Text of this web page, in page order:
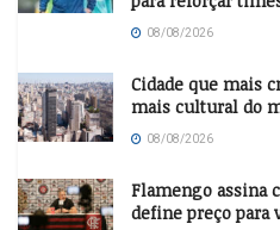
08/08/2026
Cidade que mais
mais cultural do
08/08/2026
Flamengo assina
define preço para